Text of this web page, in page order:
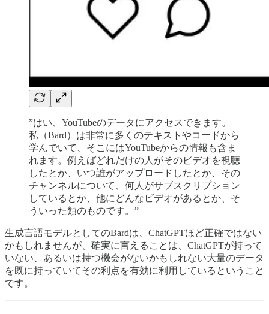
”はい、YouTubeのデータにアクセスできます。
私（Bard）は非常に多くのテキストやコードから
学んでいて、そこにはYouTubeからの情報も含ま
れます。例えばどれだけの人がそのビデオを視聴
したとか、いつ誰がアップロードしたとか、その
チャンネルについて、何人がサブスクリプション
しているとか、他にどんなビデオがあるとか、そ
ういった類のものです。”
生成言語モデルとしてのBardは、ChatGPTほど正確ではない
かもしれませんが、確実に言えることは、ChatGPTが持って
いない、あるいは持つ機会がないかもしれない大量のデータ
を既に持っていてその利点を有効に利用しているということ
です。